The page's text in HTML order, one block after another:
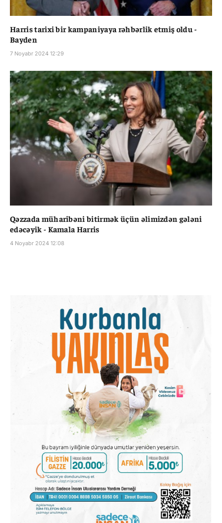
Harris tarixi bir kampaniyaya rəhbərlik etmiş oldu -
Bayden
7 Noyabr 2024 12:29
Qəzzada müharibəni bitirmək üçün əlimizdən gələni
edəcəyik - Kamala Harris
4 Noyabr 2024 12:08